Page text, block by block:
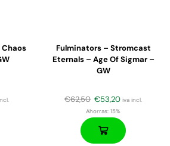
Chaos
Fulminators – Stromcast
Eternals – Age Of Sigmar –
GW
€62,50 €53,20 iva incl.
Ahorras: 15%